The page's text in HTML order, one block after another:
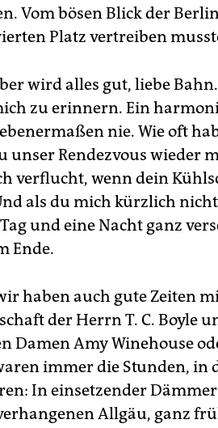
Vom bösen Blick der
Platz vertreiben
wird alles gut, liebe
zu erinnern. Ein
nie. Wie oft
unser Rendezvous wieder
verflucht, wenn dein
als du mich kürzlich
und eine Nacht ganz
Ende.
haben auch gute Zeiten
der Herrn T. C. Boyle
Damen Amy Winehouse
immer die Stunden,
In einsetzender
Allgäu, ganz